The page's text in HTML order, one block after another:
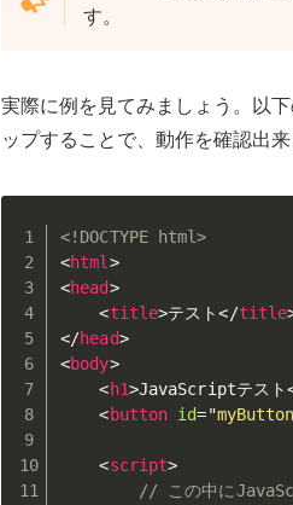
す。
実際に例を見てみましょう。以
ップすることで、動作を確認出
<!DOCTYPE html>
<html >
<head>
<title>テスト</title
</head>
<body>
<h1>JavaScriptテスト
<button id="myButton
<script>
// この中に